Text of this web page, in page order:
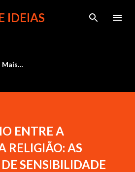
o conteúdo principal
IDEIAS
Mais…
ENTRE A
RELIGIÃO: AS
SENSIBILIDADE